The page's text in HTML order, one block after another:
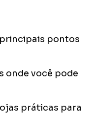
pontos
onde você pode
práticas para